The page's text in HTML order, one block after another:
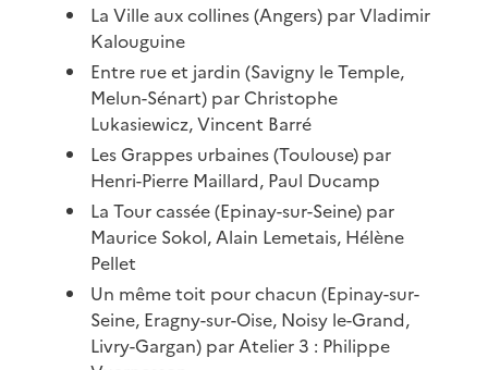
La Ville aux collines (Angers) par Vladimir
Kalouguine
Entre rue et jardin (Savigny le Temple,
Melun-Sénart) par Christophe
Lukasiewicz, Vincent Barré
Les Grappes urbaines (Toulouse) par
Henri-Pierre Maillard, Paul Ducamp
La Tour cassée (Epinay-sur-Seine) par
Maurice Sokol, Alain Lemetais, Hélène
Pellet
Un même toit pour chacun (Epinay-sur-
Seine, Eragny-sur-Oise, Noisy le-Grand,
Livry-Gargan) par Atelier 3 : Philippe